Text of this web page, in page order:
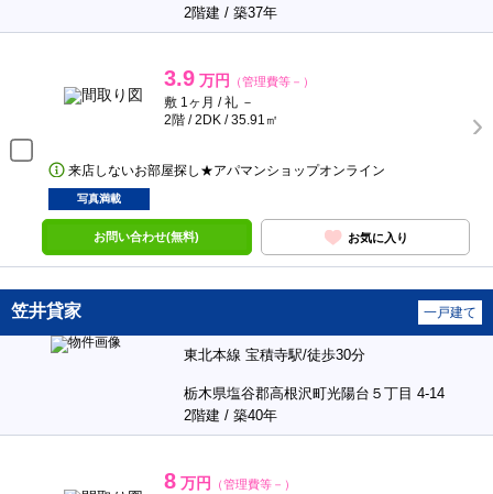
2階建 / 築37年
3.9 万円 （管理費等－）
敷 1ヶ月 / 礼 －
2階 / 2DK / 35.91㎡
来店しないお部屋探し★アパマンショップオンライン
写真満載
お問い合わせ(無料) お気に入り
笠井貸家 一戸建て
東北本線 宝積寺駅/徒歩30分
栃木県塩谷郡高根沢町光陽台５丁目 4-14
2階建 / 築40年
8 万円 （管理費等－）